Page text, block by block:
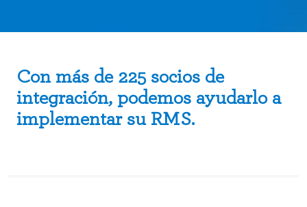
Con más de 225 socios de
integración, podemos ayudarlo a
implementar su RMS.